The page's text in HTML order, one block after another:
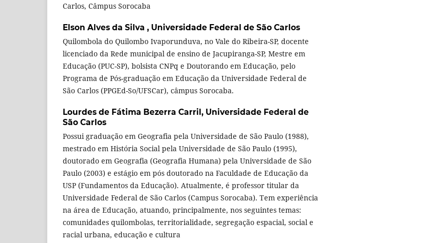
Carlos, Câmpus Sorocaba
Elson Alves da Silva , Universidade Federal de São Carlos
Quilombola do Quilombo Ivaporunduva, no Vale do Ribeira-SP, docente
licenciado da Rede municipal de ensino de Jacupiranga-SP, Mestre em
Educação (PUC-SP), bolsista CNPq e Doutorando em Educação, pelo
Programa de Pós-graduação em Educação da Universidade Federal de
São Carlos (PPGEd-So/UFSCar), câmpus Sorocaba.
Lourdes de Fátima Bezerra Carril, Universidade Federal de
São Carlos
Possui graduação em Geografia pela Universidade de São Paulo (1988),
mestrado em História Social pela Universidade de São Paulo (1995),
doutorado em Geografia (Geografia Humana) pela Universidade de São
Paulo (2003) e estágio em pós doutorado na Faculdade de Educação da
USP (Fundamentos da Educação). Atualmente, é professor titular da
Universidade Federal de São Carlos (Campus Sorocaba). Tem experiência
na área de Educação, atuando, principalmente, nos seguintes temas:
comunidades quilombolas, territorialidade, segregação espacial, social e
racial urbana, educação e cultura